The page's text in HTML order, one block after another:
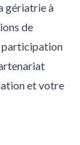
gériatrie à
de
participation
et votre